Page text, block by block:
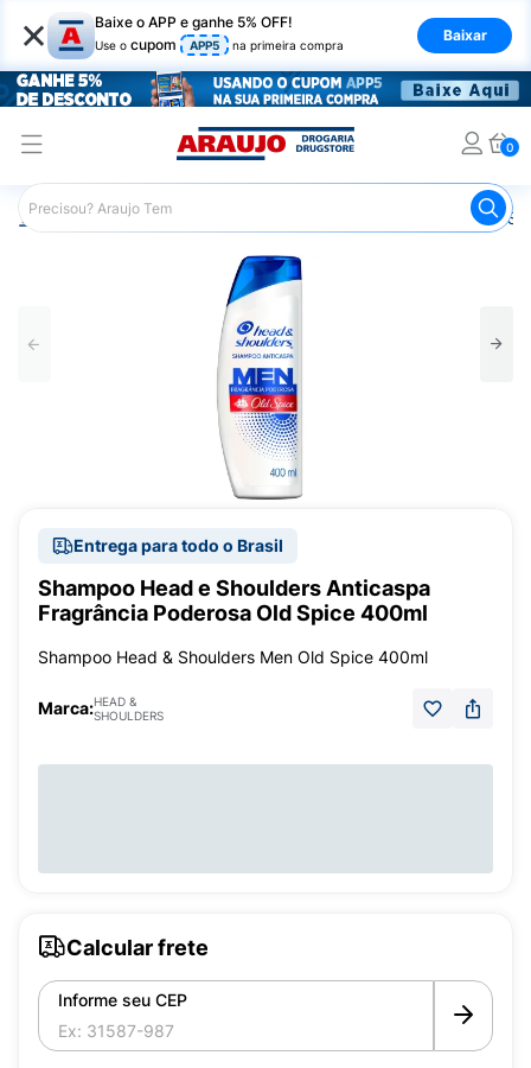
× Baixe o APP e ganhe 5% OFF!
Use o cupom APP5 na primeira compra
Baixar
0
Araujo Cabelo Cabelos com Caspa
Entrega para todo o Brasil
Shampoo Head e Shoulders Anticaspa
Fragrância Poderosa Old Spice 400ml
Shampoo Head & Shoulders Men Old Spice 400ml
Marca:HEAD &
SHOULDERS
Calcular frete
Informe seu CEP